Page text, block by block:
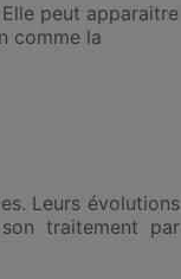
peut apparaitre
comme la
Leurs évolutions
traitement par